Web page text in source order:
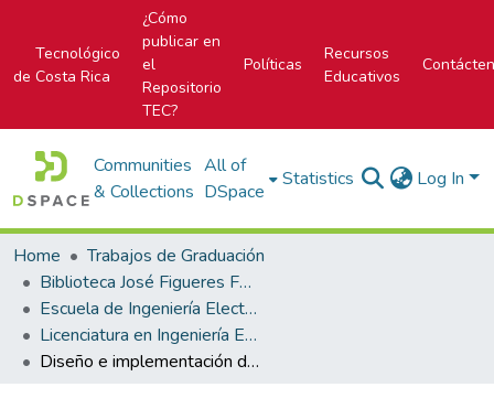
Tecnológico
de Costa Rica
¿Cómo
publicar en
el
Repositorio
TEC?
Políticas
Recursos
Educativos
Communities
& Collections
All of
DSpace
Statistics Log In
Home
Trabajos de Graduación
Biblioteca José Figueres Ferrer
Escuela de Ingeniería Electrónica
Licenciatura en Ingeniería Electrónica
Diseño e implementación de un prototipo de controlador para cargadores de banco de baterías de planta Hidroeléctrica Toro I